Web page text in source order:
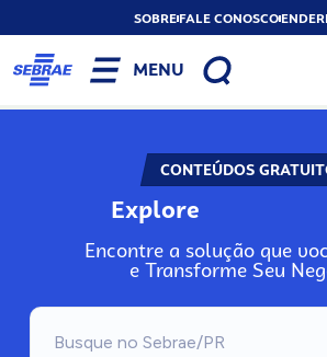
SOBREFALE CONOSCO
MENU
CONTEÚDOS
Explore
Encontre a solução que
e Transforme Seu